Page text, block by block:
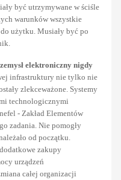
być utrzymywane w ściśle
warunków wszystkie
użytku. Musiały być po
elektroniczny nigdy
infrastruktury nie tylko nie
zlekceważone. Systemy
technologicznymi
- Zakład Elementów
zadania. Nie pomogły
od początku.
zakupy
urządzeń
całej organizacji